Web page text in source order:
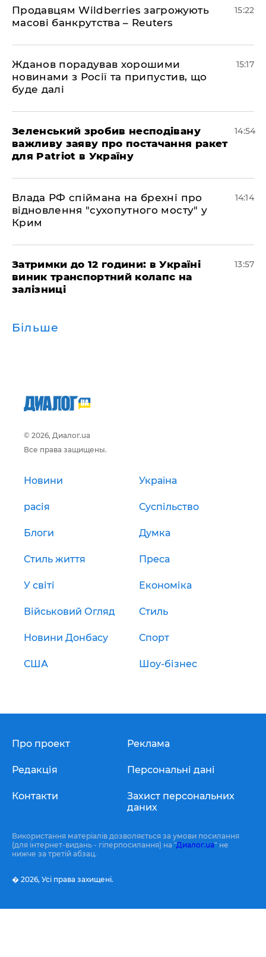
Продавцям Wildberries загрожують
масові банкрутства – Reuters
15:22
Жданов порадував хорошими
новинами з Росії та припустив, що
буде далі
15:17
Зеленський зробив несподівану
важливу заяву про постачання ракет
для Patriot в Україну
14:54
Влада РФ спіймана на брехні про
відновлення "сухопутного мосту" у
Крим
14:14
Затримки до 12 години: в Україні
виник транспортний колапс на
залізниці
13:57
Більше
© 2026, Диалог.ua
Все права защищены.
Новини Україна
расія Суспільство
Блоги Думка
Стиль життя Преса
У світі Економіка
Військовий Огляд Стиль
Новини Донбасу Спорт
США Шоу-бізнес
Про проект
Редакція
Контакти
Реклама
Персональні дані
Захист персональних
даних
Використання матеріалів дозволяється за умови посилання
(для інтернет-видань - гіперпосилання) на "Диалог.ua" не
нижче за третій абзац.
� 2026, Усі права захищені.